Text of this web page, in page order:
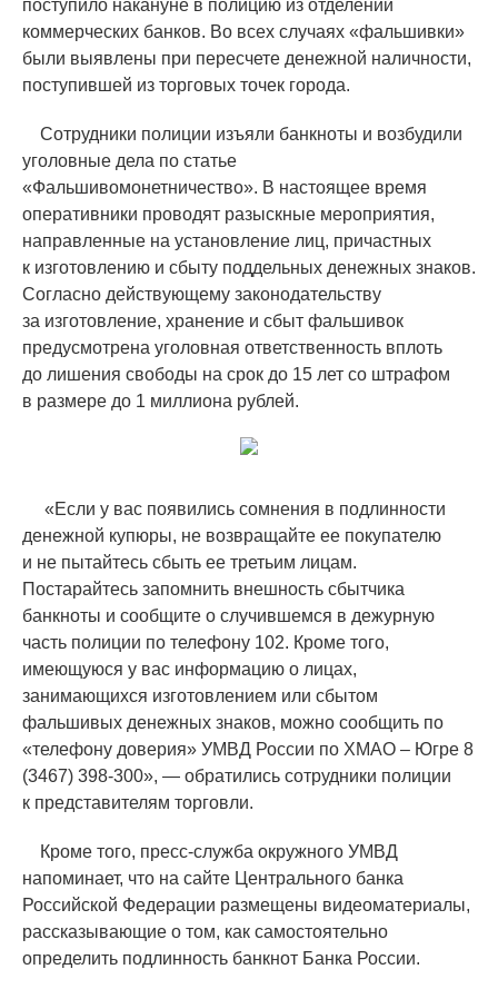
поступило накануне в полицию из отделений
коммерческих банков. Во всех случаях «фальшивки»
были выявлены при пересчете денежной наличности,
поступившей из торговых точек города.
Сотрудники полиции изъяли банкноты и возбудили
уголовные дела по статье
«Фальшивомонетничество». В настоящее время
оперативники проводят разыскные мероприятия,
направленные на установление лиц, причастных
к изготовлению и сбыту поддельных денежных знаков.
Согласно действующему законодательству
за изготовление, хранение и сбыт фальшивок
предусмотрена уголовная ответственность вплоть
до лишения свободы на срок до 15 лет со штрафом
в размере до 1 миллиона рублей.
«Если у вас появились сомнения в подлинности
денежной купюры, не возвращайте ее покупателю
и не пытайтесь сбыть ее третьим лицам.
Постарайтесь запомнить внешность сбытчика
банкноты и сообщите о случившемся в дежурную
часть полиции по телефону 102. Кроме того,
имеющуюся у вас информацию о лицах,
занимающихся изготовлением или сбытом
фальшивых денежных знаков, можно сообщить по
«телефону доверия» УМВД России по ХМАО – Югре 8
(3467) 398-300», — обратились сотрудники полиции
к представителям торговли.
Кроме того, пресс-служба окружного УМВД
напоминает, что на сайте Центрального банка
Российской Федерации размещены видеоматериалы,
рассказывающие о том, как самостоятельно
определить подлинность банкнот Банка России.